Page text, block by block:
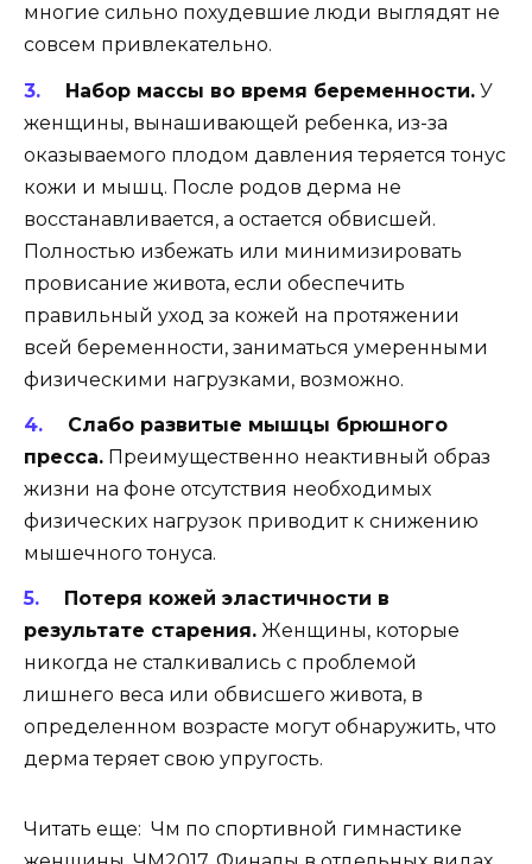
многие сильно похудевшие люди выглядят не
совсем привлекательно.
Набор массы во время беременности.У
женщины, вынашивающей ребенка, из-за
оказываемого плодом давления теряется тонус
кожи и мышц. После родов дерма не
восстанавливается, а остается обвисшей.
Полностью избежать или минимизировать
провисание живота, если обеспечить
правильный уход за кожей на протяжении
всей беременности, заниматься умеренными
физическими нагрузками, возможно.
Слабо развитые мышцы брюшного
пресса. Преимущественно неактивный образ
жизни на фоне отсутствия необходимых
физических нагрузок приводит к снижению
мышечного тонуса.
Потеря кожей эластичности в
результате старения. Женщины, которые
никогда не сталкивались с проблемой
лишнего веса или обвисшего живота, в
определенном возрасте могут обнаружить, что
дерма теряет свою упругость.
Читать еще: Чм по спортивной гимнастике